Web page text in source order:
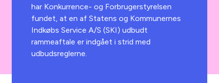
har Konkurrence- og Forbrugerstyrelsen
fundet, at en af Statens og Kommunernes
Indkøbs Service A/S (SKI) udbudt
rammeaftale er indgået i strid med
udbudsreglerne.